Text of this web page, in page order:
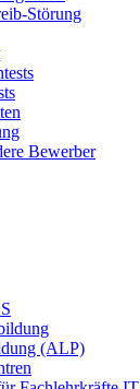
Störung
Bewerber
(ALP)